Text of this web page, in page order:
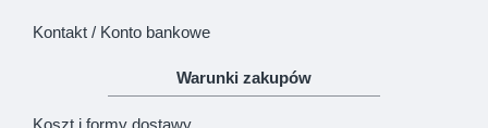
Kontakt / Konto bankowe
Warunki zakupów
Koszt i formy dostawy